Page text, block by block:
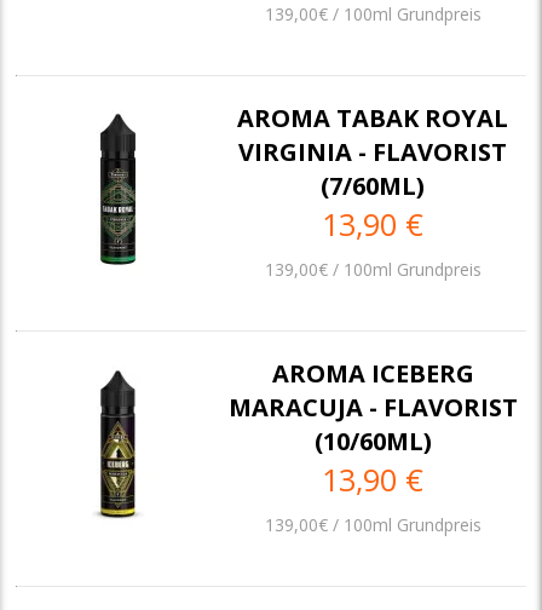
139,00€ / 100ml Grundpreis
AROMA TABAK ROYAL
VIRGINIA - FLAVORIST
(7/60ML)
13,90 €
139,00€ / 100ml Grundpreis
AROMA ICEBERG
MARACUJA - FLAVORIST
(10/60ML)
13,90 €
139,00€ / 100ml Grundpreis